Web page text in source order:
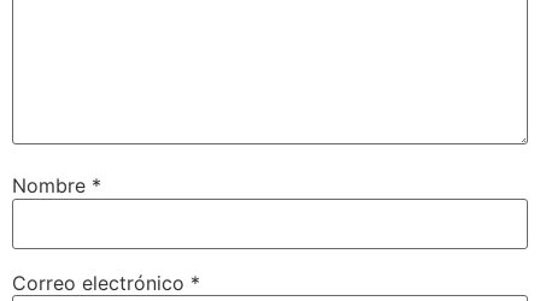
Nombre *
Correo electrónico *